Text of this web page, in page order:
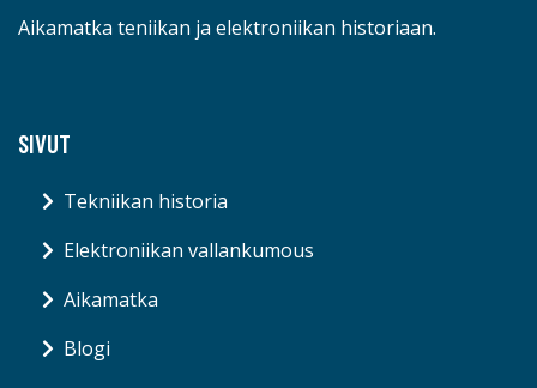
Aikamatka teniikan ja elektroniikan historiaan.
SIVUT
Tekniikan historia
Elektroniikan vallankumous
Aikamatka
Blogi